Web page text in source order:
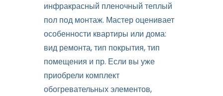
инфракрасный пленочный теплый
пол под монтаж. Мастер оценивает
особенности квартиры или дома:
вид ремонта, тип покрытия, тип
помещения и пр. Если вы уже
приобрели комплект
обогревательных элементов,